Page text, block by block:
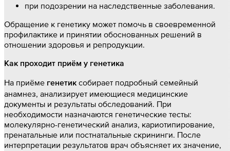
при подозрении на наследственные заболевания.
Обращение к генетику может помочь в своевременной
профилактике и принятии обоснованных решений в
отношении здоровья и репродукции.
Как проходит приём у генетика
На приёме генетик собирает подробный семейный
анамнез, анализирует имеющиеся медицинские
документы и результаты обследований. При
необходимости назначаются генетические тесты:
молекулярно-генетический анализ, кариотипирование,
пренатальные или постнатальные скрининги. После
интерпретации результатов врач объясняет их значение,